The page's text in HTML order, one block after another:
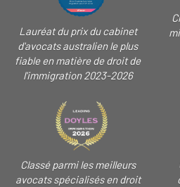
Lauréat du prix du cabinet
d'avocats australien le plus
fiable en matière de droit de
l'immigration 2023-2026
Classé parmi les meilleurs
avocats spécialisés en droit